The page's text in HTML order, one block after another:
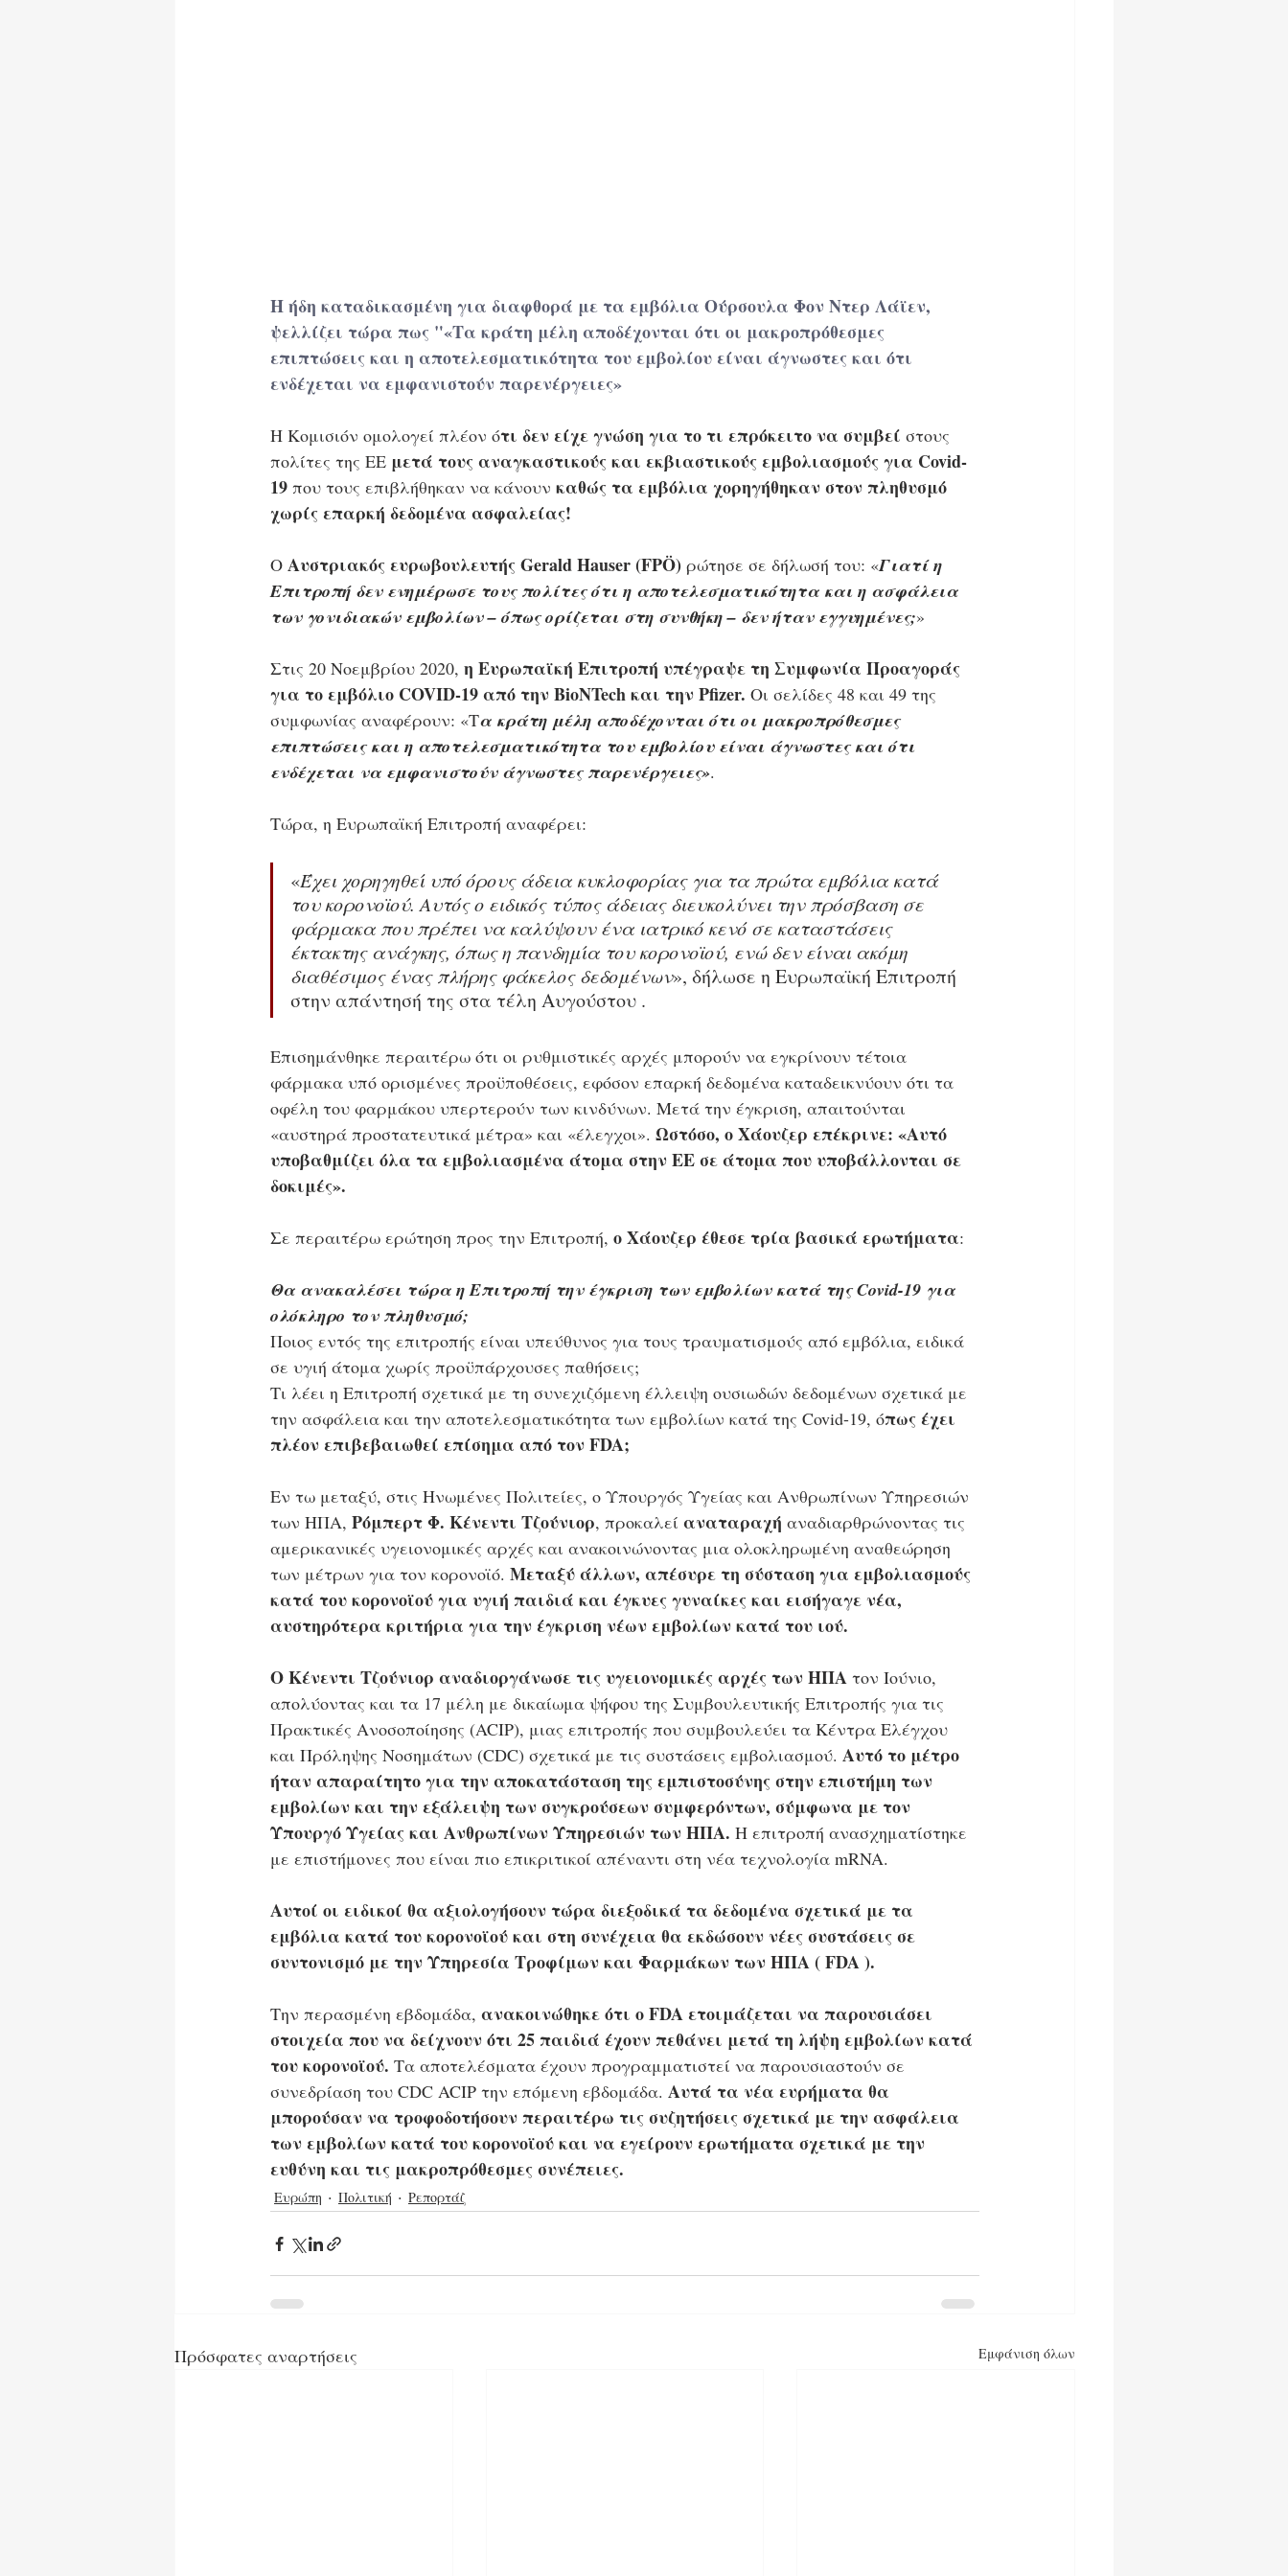
H ήδη καταδικασμένη για διαφθορά με τα εμβόλια Ούρσουλα Φον Ντερ Λάϊεν,
ψελλίζει τώρα πως "«Τα κράτη μέλη αποδέχονται ότι οι μακροπρόθεσμες
επιπτώσεις και η αποτελεσματικότητα του εμβολίου είναι άγνωστες και ότι
ενδέχεται να εμφανιστούν παρενέργειες»
Η Κομισιόν ομολογεί πλέον ότι δεν είχε γνώση για το τι επρόκειτο να συμβεί στους
πολίτες της ΕΕ μετά τους αναγκαστικούς και εκβιαστικούς εμβολιασμούς για Covid-
19 που τους επιβλήθηκαν να κάνουν καθώς τα εμβόλια χορηγήθηκαν στον πληθυσμό
χωρίς επαρκή δεδομένα ασφαλείας!
Ο Αυστριακός ευρωβουλευτής Gerald Hauser (FPÖ) ρώτησε σε δήλωσή του: «Γιατί η
Επιτροπή δεν ενημέρωσε τους πολίτες ότι η αποτελεσματικότητα και η ασφάλεια
των γονιδιακών εμβολίων – όπως ορίζεται στη συνθήκη – δεν ήταν εγγυημένες;»
Στις 20 Νοεμβρίου 2020, η Ευρωπαϊκή Επιτροπή υπέγραψε τη Συμφωνία Προαγοράς
για το εμβόλιο COVID-19 από την BioNTech και την Pfizer. Οι σελίδες 48 και 49 της
συμφωνίας αναφέρουν: «Τα κράτη μέλη αποδέχονται ότι οι μακροπρόθεσμες
επιπτώσεις και η αποτελεσματικότητα του εμβολίου είναι άγνωστες και ότι
ενδέχεται να εμφανιστούν άγνωστες παρενέργειες».
Τώρα, η Ευρωπαϊκή Επιτροπή αναφέρει:
«Έχει χορηγηθεί υπό όρους άδεια κυκλοφορίας για τα πρώτα εμβόλια κατά
του κορονοϊού. Αυτός ο ειδικός τύπος άδειας διευκολύνει την πρόσβαση σε
φάρμακα που πρέπει να καλύψουν ένα ιατρικό κενό σε καταστάσεις
έκτακτης ανάγκης, όπως η πανδημία του κορονοϊού, ενώ δεν είναι ακόμη
διαθέσιμος ένας πλήρης φάκελος δεδομένων», δήλωσε η Ευρωπαϊκή Επιτροπή
στην απάντησή της στα τέλη Αυγούστου .
Επισημάνθηκε περαιτέρω ότι οι ρυθμιστικές αρχές μπορούν να εγκρίνουν τέτοια
φάρμακα υπό ορισμένες προϋποθέσεις, εφόσον επαρκή δεδομένα καταδεικνύουν ότι τα
οφέλη του φαρμάκου υπερτερούν των κινδύνων. Μετά την έγκριση, απαιτούνται
«αυστηρά προστατευτικά μέτρα» και «έλεγχοι». Ωστόσο, ο Χάουζερ επέκρινε: «Αυτό
υποβαθμίζει όλα τα εμβολιασμένα άτομα στην ΕΕ σε άτομα που υποβάλλονται σε
δοκιμές».
Σε περαιτέρω ερώτηση προς την Επιτροπή, ο Χάουζερ έθεσε τρία βασικά ερωτήματα:
Θα ανακαλέσει τώρα η Επιτροπή την έγκριση των εμβολίων κατά της Covid-19 για
ολόκληρο τον πληθυσμό;
Ποιος εντός της επιτροπής είναι υπεύθυνος για τους τραυματισμούς από εμβόλια, ειδικά
σε υγιή άτομα χωρίς προϋπάρχουσες παθήσεις;
Τι λέει η Επιτροπή σχετικά με τη συνεχιζόμενη έλλειψη ουσιωδών δεδομένων σχετικά με
την ασφάλεια και την αποτελεσματικότητα των εμβολίων κατά της Covid-19, όπως έχει
πλέον επιβεβαιωθεί επίσημα από τον FDA;
Εν τω μεταξύ, στις Ηνωμένες Πολιτείες, ο Υπουργός Υγείας και Ανθρωπίνων Υπηρεσιών
των ΗΠΑ, Ρόμπερτ Φ. Κένεντι Τζούνιορ, προκαλεί αναταραχή αναδιαρθρώνοντας τις
αμερικανικές υγειονομικές αρχές και ανακοινώνοντας μια ολοκληρωμένη αναθεώρηση
των μέτρων για τον κορονοϊό. Μεταξύ άλλων, απέσυρε τη σύσταση για εμβολιασμούς
κατά του κορονοϊού για υγιή παιδιά και έγκυες γυναίκες και εισήγαγε νέα,
αυστηρότερα κριτήρια για την έγκριση νέων εμβολίων κατά του ιού.
Ο Κένεντι Τζούνιορ αναδιοργάνωσε τις υγειονομικές αρχές των ΗΠΑ τον Ιούνιο,
απολύοντας και τα 17 μέλη με δικαίωμα ψήφου της Συμβουλευτικής Επιτροπής για τις
Πρακτικές Ανοσοποίησης (ACIP), μιας επιτροπής που συμβουλεύει τα Κέντρα Ελέγχου
και Πρόληψης Νοσημάτων (CDC) σχετικά με τις συστάσεις εμβολιασμού. Αυτό το μέτρο
ήταν απαραίτητο για την αποκατάσταση της εμπιστοσύνης στην επιστήμη των
εμβολίων και την εξάλειψη των συγκρούσεων συμφερόντων, σύμφωνα με τον
Υπουργό Υγείας και Ανθρωπίνων Υπηρεσιών των ΗΠΑ. Η επιτροπή ανασχηματίστηκε
με επιστήμονες που είναι πιο επικριτικοί απέναντι στη νέα τεχνολογία mRNA.
Αυτοί οι ειδικοί θα αξιολογήσουν τώρα διεξοδικά τα δεδομένα σχετικά με τα
εμβόλια κατά του κορονοϊού και στη συνέχεια θα εκδώσουν νέες συστάσεις σε
συντονισμό με την Υπηρεσία Τροφίμων και Φαρμάκων των ΗΠΑ ( FDA ).
Την περασμένη εβδομάδα, ανακοινώθηκε ότι ο FDA ετοιμάζεται να παρουσιάσει
στοιχεία που να δείχνουν ότι 25 παιδιά έχουν πεθάνει μετά τη λήψη εμβολίων κατά
του κορονοϊού. Τα αποτελέσματα έχουν προγραμματιστεί να παρουσιαστούν σε
συνεδρίαση του CDC ACIP την επόμενη εβδομάδα. Αυτά τα νέα ευρήματα θα
μπορούσαν να τροφοδοτήσουν περαιτέρω τις συζητήσεις σχετικά με την ασφάλεια
των εμβολίων κατά του κορονοϊού και να εγείρουν ερωτήματα σχετικά με την
ευθύνη και τις μακροπρόθεσμες συνέπειες.
Ευρώπη Πολιτική Ρεπορτάζ
Πρόσφατες αναρτήσεις Εμφάνιση όλων